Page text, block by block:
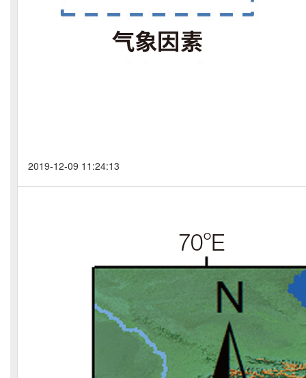
2019-12-09 11:24:13